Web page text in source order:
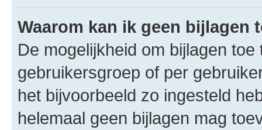
Waarom kan ik geen bijlagen
De mogelijkheid om bijlagen
gebruikersgroep of per
het bijvoorbeeld zo ingesteld
helemaal geen bijlagen mag